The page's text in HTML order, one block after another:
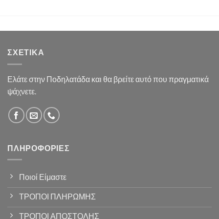
ΣΧΕΤΙΚΆ
Ελάτε στην Ποδηλατάδα και θα βρείτε αυτό που πραγματικά
ψάχνετε.
ΠΛΗΡΟΦΟΡΊΕΣ
Ποιοί Είμαστε
ΤΡΟΠΟΙ ΠΛΗΡΩΜΗΣ
ΤΡΟΠΟΙ ΑΠΟΣΤΟΛΗΣ